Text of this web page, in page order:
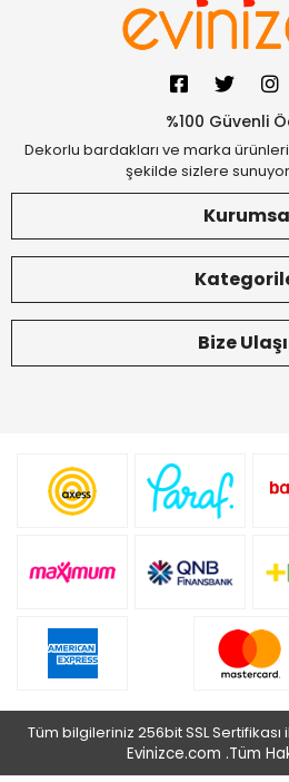
%100 Güvenli
Dekorlu bardakları ve marka
şekilde sizlere
Bize
Tüm bilgileriniz 256bit SSL
Evinizce.com .Tüm